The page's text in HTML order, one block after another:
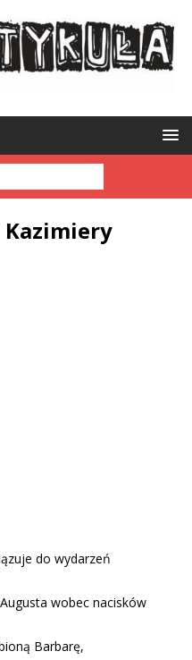
Kazimiery
do wydarzeń
wobec nacisków
Barbarę,